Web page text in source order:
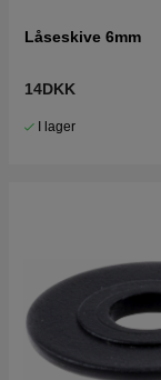
Låseskive 6mm
14DKK
I lager